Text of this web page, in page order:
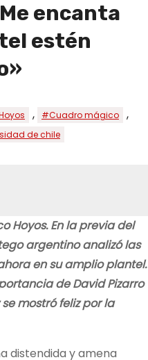
encanta
estén
, #Cuadro mágico ,
de chile
Hoyos. En la previa del
argentino analizó las
en su amplio plantel.
de David Pizarro
mostró feliz por la
distendida y amena